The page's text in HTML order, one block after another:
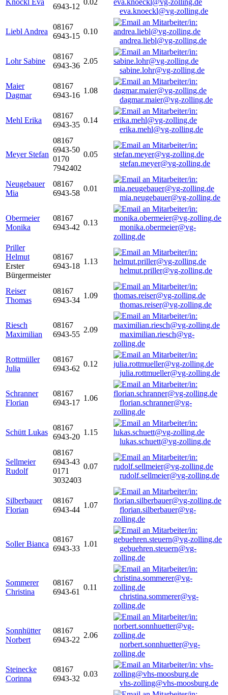
Knöckl Eva
6943-12
0.02
eva.knoeckl@vg-zolling.de
Liebl Andrea
08167
6943-15
0.10
andrea.liebl@vg-zolling.de
Lohr Sabine
08167
6943-36
2.05
sabine.lohr@vg-zolling.de
Maier
Dagmar
08167
6943-16
1.08
dagmar.maier@vg-zolling.de
Mehl Erika
08167
6943-35
0.14
erika.mehl@vg-zolling.de
Meyer Stefan
08167
6943-50
0170
7942402
0.05
stefan.meyer@vg-zolling.de
Neugebauer
Mia
08167
6943-58
0.01
mia.neugebauer@vg-zolling.de
Obermeier
Monika
08167
6943-42
0.13
monika.obermeier@vg-
zolling.de
Priller
Helmut
Erster
Bürgermeister
08167
6943-18
1.13
helmut.priller@vg-zolling.de
Reiser
Thomas
08167
6943-34
1.09
thomas.reiser@vg-zolling.de
Riesch
Maximilian
08167
6943-55
2.09
maximilian.riesch@vg-
zolling.de
Rottmüller
Julia
08167
6943-62
0.12
julia.rottmueller@vg-zolling.de
Schranner
Florian
08167
6943-17
1.06
florian.schranner@vg-
zolling.de
Schütt Lukas
08167
6943-20
1.15
lukas.schuett@vg-zolling.de
Sellmeier
Rudolf
08167
6943-43
0171
3032403
0.07
rudolf.sellmeier@vg-zolling.de
Silberbauer
Florian
08167
6943-44
1.07
florian.silberbauer@vg-
zolling.de
Soller Bianca
08167
6943-33
1.01
gebuehren.steuern@vg-
zolling.de
Sommerer
Christina
08167
6943-61
0.11
christina.sommerer@vg-
zolling.de
Sonnhütter
Norbert
08167
6943-22
2.06
norbert.sonnhuetter@vg-
zolling.de
Steinecke
Corinna
08167
6943-32
0.03
vhs-zolling@vhs-moosburg.de